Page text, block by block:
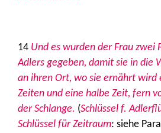
14 Und es wurden der Frau zwei
Adlers gegeben, damit sie in die
an ihren Ort, wo sie ernährt wird
Zeiten und eine halbe Zeit, fern
der Schlange. (Schlüssel f.
Schlüssel für Zeitraum: siehe